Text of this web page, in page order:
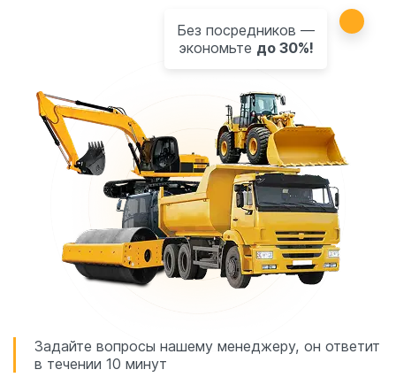
Без посредников —
экономьте до 30%!
Задайте вопросы нашему менеджеру, он ответит
в течении 10 минут